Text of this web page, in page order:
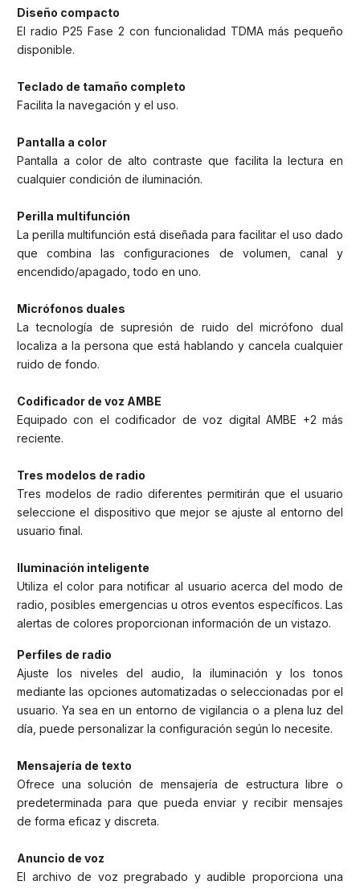
Diseño compacto
El radio P25 Fase 2 con funcionalidad TDMA más pequeño
disponible.
Teclado de tamaño completo
Facilita la navegación y el uso.
Pantalla a color
Pantalla a color de alto contraste que facilita la lectura en
cualquier condición de iluminación.
Perilla multifunción
La perilla multifunción está diseñada para facilitar el uso dado
que combina las configuraciones de volumen, canal y
encendido/apagado, todo en uno.
Micrófonos duales
La tecnología de supresión de ruido del micrófono dual
localiza a la persona que está hablando y cancela cualquier
ruido de fondo.
Codificador de voz AMBE
Equipado con el codificador de voz digital AMBE +2 más
reciente.
Tres modelos de radio
Tres modelos de radio diferentes permitirán que el usuario
seleccione el dispositivo que mejor se ajuste al entorno del
usuario final.
Iluminación inteligente
Utiliza el color para notificar al usuario acerca del modo de
radio, posibles emergencias u otros eventos específicos. Las
alertas de colores proporcionan información de un vistazo.
Perfiles de radio
Ajuste los niveles del audio, la iluminación y los tonos
mediante las opciones automatizadas o seleccionadas por el
usuario. Ya sea en un entorno de vigilancia o a plena luz del
día, puede personalizar la configuración según lo necesite.
Mensajería de texto
Ofrece una solución de mensajería de estructura libre o
predeterminada para que pueda enviar y recibir mensajes
de forma eficaz y discreta.
Anuncio de voz
El archivo de voz pregrabado y audible proporciona una